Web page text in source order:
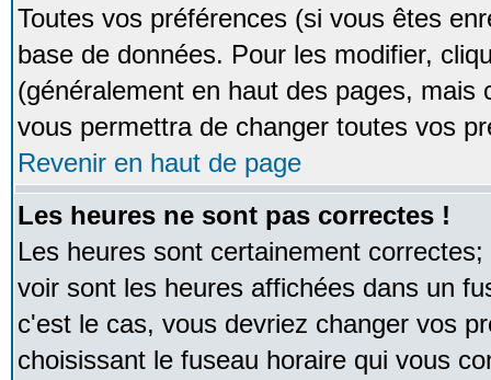
Toutes vos préférences (si vous êtes
base de données. Pour les modifier,
(généralement en haut des pages,
vous permettra de changer toutes vos
Revenir en haut de page
Les heures ne sont pas correctes !
Les heures sont certainement
voir sont les heures affichées dans un
c'est le cas, vous devriez changer vos
choisissant le fuseau horaire qui vous